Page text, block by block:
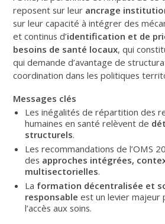
reposent sur leur ancrage
sur leur capacité à intégrer des
et continus d’identification et de
besoins de santé locaux, qui
qui demande d’avantage de
coordination dans les politiques
Messages clés
Les inégalités de répartition des
humaines en santé relèvent de
structurels.
Les recommandations de l’OMS
des approches intégrées,
multisectorielles.
La formation décentralisée et
responsable est un levier majeur
l’accès aux soins.